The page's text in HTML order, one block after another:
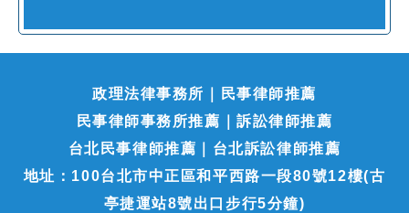
政理法律事務所｜民事律師推薦
民事律師事務所推薦｜訴訟律師推薦
台北民事律師推薦｜台北訴訟律師推薦
地址：100台北市中正區和平西路一段80號12樓(古
亭捷運站8號出口步行5分鐘)